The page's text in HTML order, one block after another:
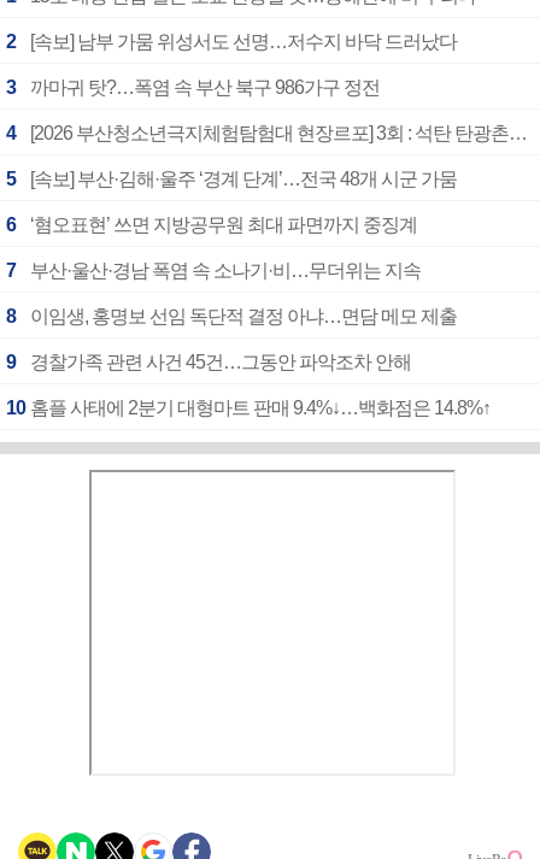
2 [속보] 남부 가뭄 위성서도 선명…저수지 바닥 드러났다
3 까마귀 탓?…폭염 속 부산 북구 986가구 정전
4 [2026 부산청소년극지체험탐험대 현장르포] 3회 : 석탄 탄광촌에서 북극 연구의 중심지로
5 [속보] 부산·김해·울주 ‘경계 단계’…전국 48개 시군 가뭄
6 ‘혐오표현’ 쓰면 지방공무원 최대 파면까지 중징계
7 부산·울산·경남 폭염 속 소나기·비…무더위는 지속
8 이임생, 홍명보 선임 독단적 결정 아냐…면담 메모 제출
9 경찰가족 관련 사건 45건…그동안 파악조차 안해
10 홈플 사태에 2분기 대형마트 판매 9.4%↓…백화점은 14.8%↑